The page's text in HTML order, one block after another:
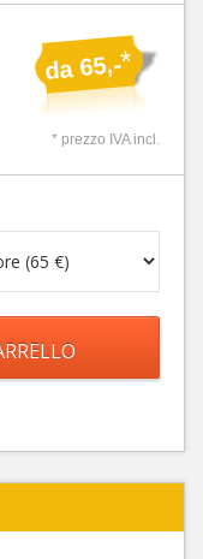
da 65,-*
* prezzo IVA incl.